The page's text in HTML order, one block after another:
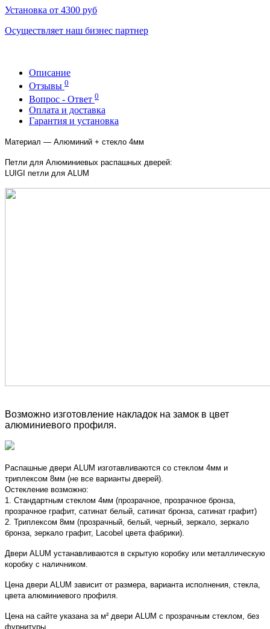
Установка от 4300 руб
Осуществляет наш бизнес партнер
Описание
Отзывы 0
Вопрос - Ответ 0
Оплата и доставка
Гарантия и установка
Материал — Алюминий + стекло 4мм
Петли для Алюминиевых распашных дверей:
LUIGI петли для ALUM
Возможно изготовление накладок на замок в цвет
алюминиевого профиля.
Распашные двери ALUM изготавливаются со стеклом 4мм и
триплексом 8мм (не все варианты дверей).
Остекление возможно:
1. Стандартным стеклом 4мм (прозрачное, прозрачное бронза,
прозрачное графит, сатинат белый, сатинат бронза, сатинат графит)
2. Триплексом 8мм (прозрачный, белый, черный, зеркало, зеркало
бронза, зеркало графит, Lacobel цвета фабрики).
Двери ALUM устанавливаются в скрытую коробку или металлическую
коробку с наличником.
Цена двери ALUM зависит от размера, варианта исполнения, стекла,
цвета алюминиевого профиля.
Цена на сайте указана за м² двери ALUM с прозрачным стеклом, без
фурнитуры.